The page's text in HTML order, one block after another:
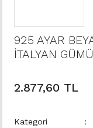
925 AYAR
İTALYAN
2.877,60 TL
Kategori